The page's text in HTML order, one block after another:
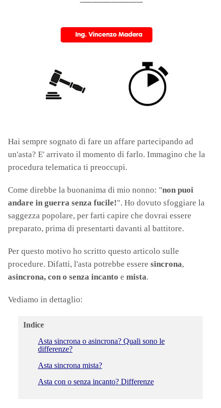
Hai sempre sognato di fare un affare partecipando ad
un'asta? E' arrivato il momento di farlo. Immagino che la
procedura telematica ti preoccupi.
Come direbbe la buonanima di mio nonno: "non puoi
andare in guerra senza fucile!". Ho dovuto sfoggiare la
saggezza popolare, per farti capire che dovrai essere
preparato, prima di presentarti davanti al battitore.
Per questo motivo ho scritto questo articolo sulle
procedure. Difatti, l'asta potrebbe essere sincrona,
asincrona, con o senza incanto e mista.
Vediamo in dettaglio:
Indice
Asta sincrona o asincrona? Quali sono le
differenze?
Asta sincrona mista?
Asta con o senza incanto? Differenze